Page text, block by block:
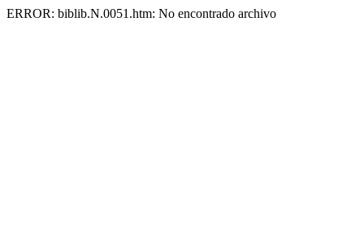
ERROR: biblib.N.0051.htm: No encontrado archivo